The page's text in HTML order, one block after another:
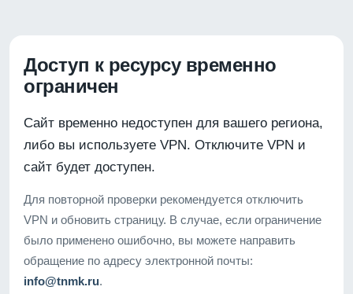
Доступ к ресурсу временно
ограничен
Сайт временно недоступен для вашего региона,
либо вы используете VPN. Отключите VPN и
сайт будет доступен.
Для повторной проверки рекомендуется отключить
VPN и обновить страницу. В случае, если ограничение
было применено ошибочно, вы можете направить
обращение по адресу электронной почты:
info@tnmk.ru.